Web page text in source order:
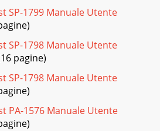
SP-1799 Manuale Utente
SP-1798 Manuale Utente
pagine)
SP-1798 Manuale Utente
PA-1576 Manuale Utente